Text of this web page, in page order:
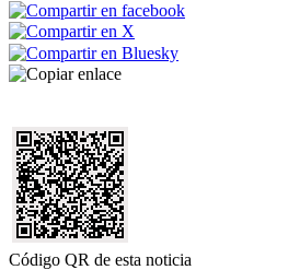
Código QR de esta noticia